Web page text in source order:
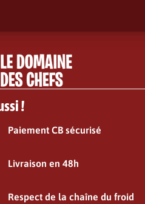
!
Paiement CB sécurisé
Livraison en 48h
Respect de la chaîne du froid